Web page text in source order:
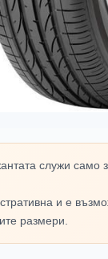
служи само
и е
размери.